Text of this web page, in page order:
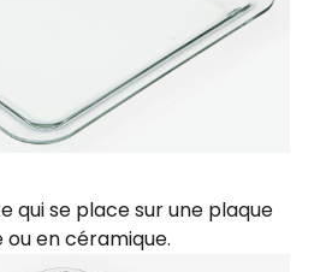
qui se place sur une plaque
en céramique.